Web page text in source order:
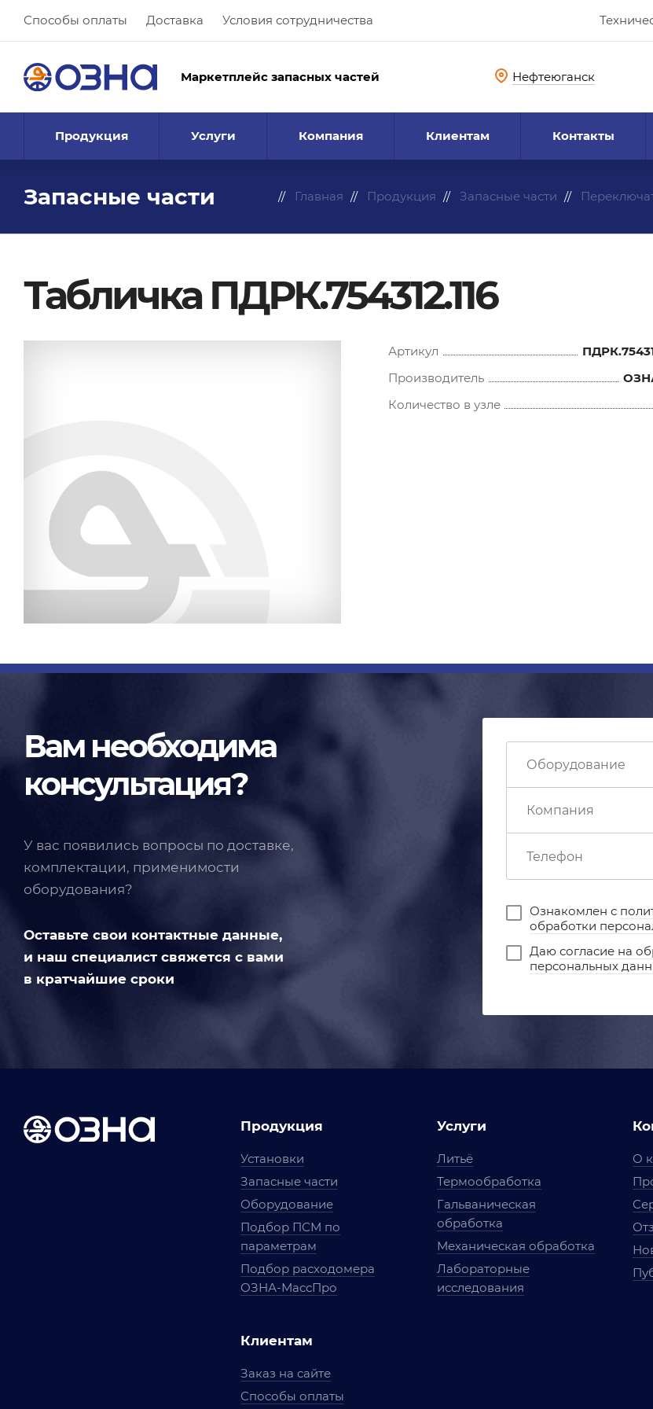
Способы оплаты Доставка Условия сотрудничества
Маркетплейс запасных частей Нефтеюганск
Продукция Услуги Компания Клиентам Контакты
Запасные части Главная Продукция Запасные части
Табличка ПДРК.754312.116
Артикул
Производитель
Количество в узле
Вам необходима
консультация?
У вас появились вопросы по доставке,
комплектации, применимости
оборудования?
Оставьте свои контактные данные,
и наш специалист свяжется с вами
в кратчайшие сроки
Ознакомлен с
обработки
Даю согласие на
персональных
Продукция
Установки
Запасные части
Оборудование
Подбор ПСМ по
параметрам
Подбор расходомера
ОЗНА-МассПро
Клиентам
Заказ на сайте
Способы оплаты
Услуги
Литьё
Термообработка
Гальваническая
обработка
Механическая обработка
Лабораторные
исследования
О